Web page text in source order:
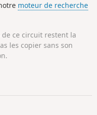
moteur de recherche
de ce circuit restent la
les copier sans son